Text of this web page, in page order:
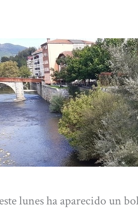
lunes ha aparecido un